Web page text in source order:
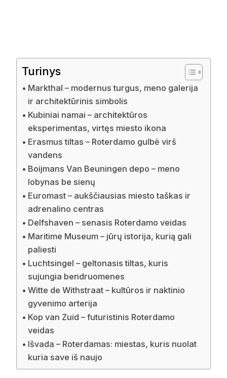
Turinys
Markthal – modernus turgus, meno galerija
ir architektūrinis simbolis
Kubiniai namai – architektūros
eksperimentas, virtęs miesto ikona
Erasmus tiltas – Roterdamo gulbė virš
vandens
Boijmans Van Beuningen depo – meno
lobynas be sienų
Euromast – aukščiausias miesto taškas ir
adrenalino centras
Delfshaven – senasis Roterdamo veidas
Maritime Museum – jūrų istorija, kurią gali
paliesti
Luchtsingel – geltonasis tiltas, kuris
sujungia bendruomenes
Witte de Withstraat – kultūros ir naktinio
gyvenimo arterija
Kop van Zuid – futuristinis Roterdamo
veidas
Išvada – Roterdamas: miestas, kuris nuolat
kuria save iš naujo